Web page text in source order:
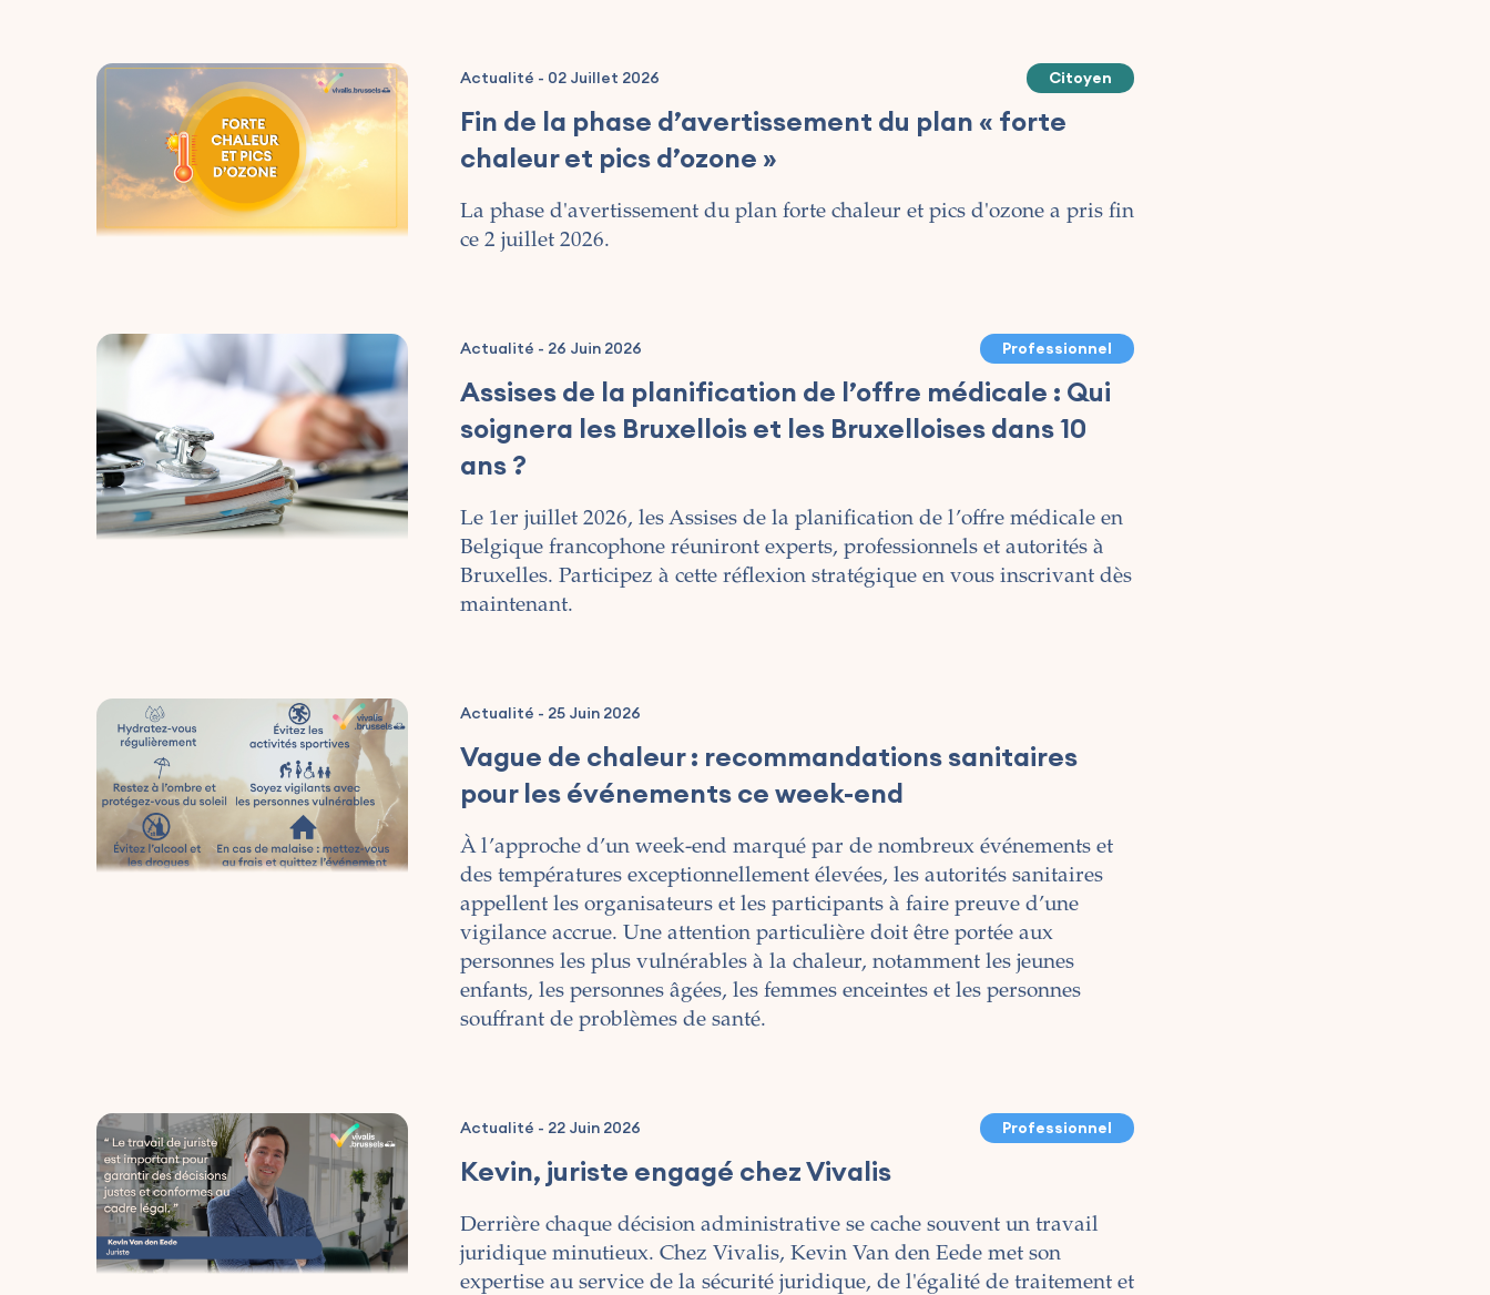
Fin de la phase d’avertissement du plan « forte
chaleur et pics d’ozone »
Actualité - 02 Juillet 2026 Citoyen
La phase d'avertissement du plan forte chaleur et pics d'ozone a pris fin
ce 2 juillet 2026.
Assises de la planification de l’offre médicale : Qui
soignera les Bruxellois et les Bruxelloises dans 10
ans ?
Actualité - 26 Juin 2026 Professionnel
Le 1er juillet 2026, les Assises de la planification de l’offre médicale en
Belgique francophone réuniront experts, professionnels et autorités à
Bruxelles. Participez à cette réflexion stratégique en vous inscrivant dès
maintenant.
Vague de chaleur : recommandations sanitaires
pour les événements ce week-end
Actualité - 25 Juin 2026
À l’approche d’un week-end marqué par de nombreux événements et
des températures exceptionnellement élevées, les autorités sanitaires
appellent les organisateurs et les participants à faire preuve d’une
vigilance accrue. Une attention particulière doit être portée aux
personnes les plus vulnérables à la chaleur, notamment les jeunes
enfants, les personnes âgées, les femmes enceintes et les personnes
souffrant de problèmes de santé.
Kevin, juriste engagé chez Vivalis
Actualité - 22 Juin 2026 Professionnel
Derrière chaque décision administrative se cache souvent un travail
juridique minutieux. Chez Vivalis, Kevin Van den Eede met son
expertise au service de la sécurité juridique, de l'égalité de traitement et